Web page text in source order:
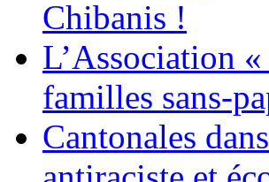
Chibanis !
L’Association
familles sans-
Cantonales